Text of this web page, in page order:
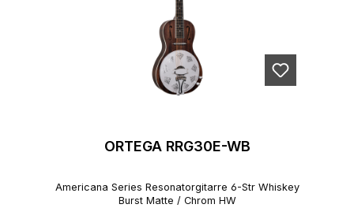
ORTEGA RRG30E-WB
Americana Series Resonatorgitarre 6-Str Whiskey
Burst Matte / Chrom HW